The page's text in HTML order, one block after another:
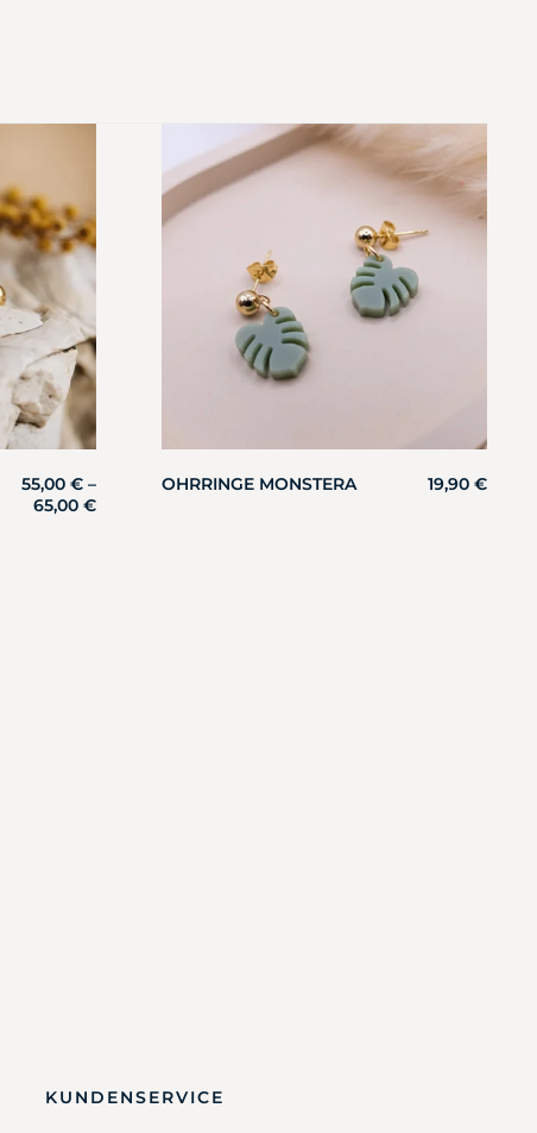
55,00€ –
65,00€
OHRRINGE MONSTERA 19,90 €
KUNDENSERVICE